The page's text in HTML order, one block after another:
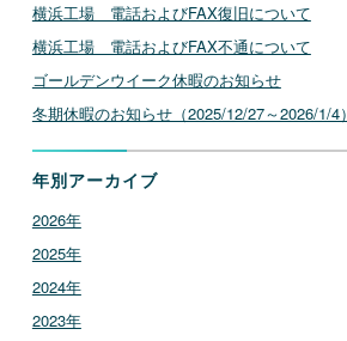
横浜工場 電話およびFAX復旧について
横浜工場 電話およびFAX不通について
ゴールデンウイーク休暇のお知らせ
冬期休暇のお知らせ（2025/12/27～2026/1/4）
年別アーカイブ
2026年
2025年
2024年
2023年